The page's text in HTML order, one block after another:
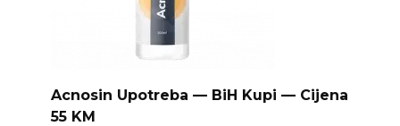
Acnosin Upotreba — BiH Kupi — Cijena
55 KM